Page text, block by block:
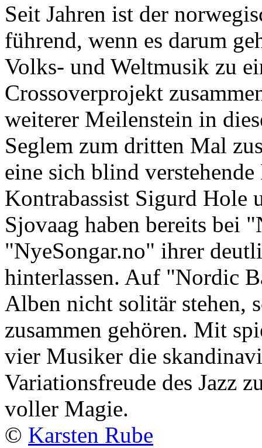
Seit Jahren ist der
führend, wenn es darum
Volks- und Weltmusik zu
Crossoverprojekt
weiterer Meilenstein in
Seglem zum dritten Mal
eine sich blind
Kontrabassist Sigurd Hole
Sjovaag haben bereits bei
"NyeSongar.no" ihrer
hinterlassen. Auf "Nordic
Alben nicht solitär stehen,
zusammen gehören. Mit
vier Musiker die
Variationsfreude des Jazz
voller Magie.
© Karsten Rube